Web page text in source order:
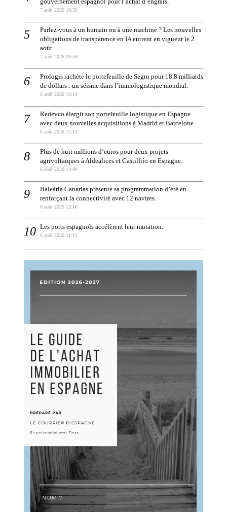
gouvernement espagnol pour l’achat d’engrais.
7 août 2026 10:32
Parlez-vous à un humain ou à une machine ? Les nouvelles
obligations de transparence en IA entrent en vigueur le 2
août.
7 août 2026 09:59
Prologis rachète le portefeuille de Segro pour 18,8 milliards
de dollars : un séisme dans l’immologistique mondial.
6 août 2026 16:19
Redevco élargit son portefeuille logistique en Espagne
avec deux nouvelles acquisitions à Madrid et Barcelone.
6 août 2026 15:12
Plus de huit millions d’euros pour deux projets
agrivoltaïques à Aldealices et Castilfrío en Espagne.
6 août 2026 14:49
Baleària Canarias présente sa programmation d’été en
renforçant la connectivité avec 12 navires.
6 août 2026 13:16
Les ports espagnols accélèrent leur mutation.
6 août 2026 11:12